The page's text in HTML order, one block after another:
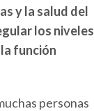
y la salud del
los niveles
función
personas